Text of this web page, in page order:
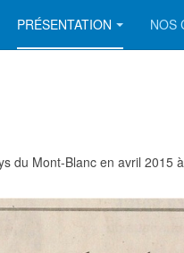
PRÉSENTATION NOS
du Mont-Blanc en avril 2015